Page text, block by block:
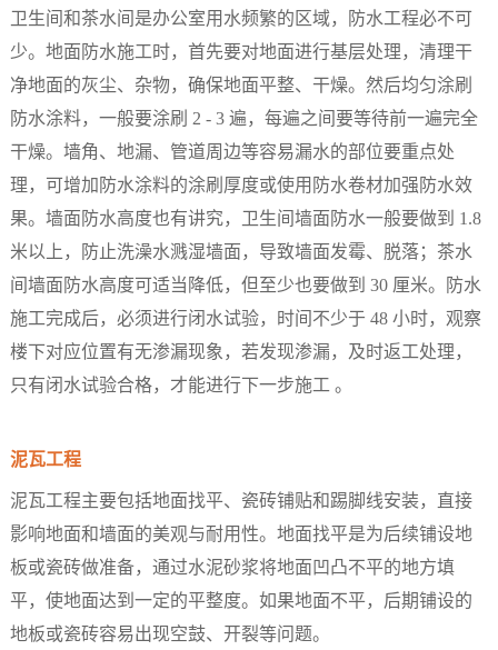
卫生间和茶水间是办公室用水频繁的区域，防水工程必不可
少。地面防水施工时，首先要对地面进行基层处理，清理干
净地面的灰尘、杂物，确保地面平整、干燥。然后均匀涂刷
防水涂料，一般要涂刷 2 - 3 遍，每遍之间要等待前一遍完全
干燥。墙角、地漏、管道周边等容易漏水的部位要重点处
理，可增加防水涂料的涂刷厚度或使用防水卷材加强防水效
果。墙面防水高度也有讲究，卫生间墙面防水一般要做到 1.8
米以上，防止洗澡水溅湿墙面，导致墙面发霉、脱落；茶水
间墙面防水高度可适当降低，但至少也要做到 30 厘米。防水
施工完成后，必须进行闭水试验，时间不少于 48 小时，观察
楼下对应位置有无渗漏现象，若发现渗漏，及时返工处理，
只有闭水试验合格，才能进行下一步施工 。​
泥瓦工程​
泥瓦工程主要包括地面找平、瓷砖铺贴和踢脚线安装，直接
影响地面和墙面的美观与耐用性。地面找平是为后续铺设地
板或瓷砖做准备，通过水泥砂浆将地面凹凸不平的地方填
平，使地面达到一定的平整度。如果地面不平，后期铺设的
地板或瓷砖容易出现空鼓、开裂等问题。​